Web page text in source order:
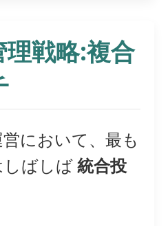
戦略:複合
において、最も
ばしば統合投